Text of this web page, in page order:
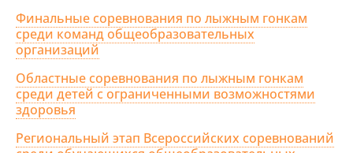
Финальные соревнования по лыжным гонкам
среди команд общеобразовательных
организаций
Областные соревнования по лыжным гонкам
среди детей с ограниченными возможностями
здоровья
Региональный этап Всероссийских соревнований